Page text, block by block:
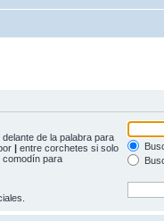
delante de la palabra para
| entre corchetes si solo
comodín para